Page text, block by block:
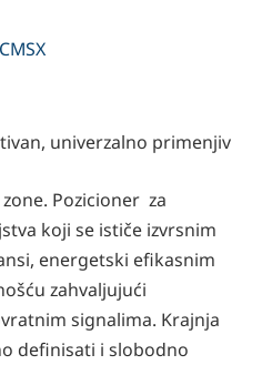
univerzalno primenjiv
Pozicioner za
koji se ističe izvrsnim
energetski efikasnim
zahvaljujući
signalima. Krajnja
definisati i slobodno